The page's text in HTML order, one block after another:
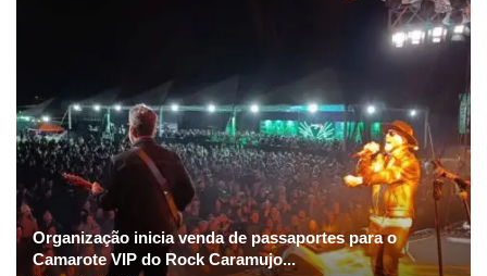
Organização inicia venda de passaportes para o
Camarote VIP do Rock Caramujo...